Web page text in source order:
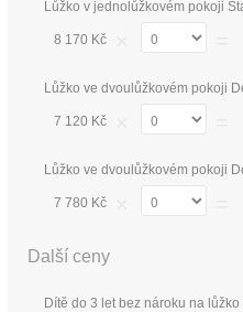
Lůžko v jednolůžkovém pokoji
8 170 Kč
Lůžko ve dvoulůžkovém pokoji
7 120 Kč
Lůžko ve dvoulůžkovém pokoji
7 780 Kč
Další ceny
Dítě do 3 let bez nároku na